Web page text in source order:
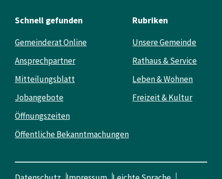
Schnell gefunden
Gemeinderat Online
Ansprechpartner
Mitteilungsblatt
Jobangebote
Öffnungszeiten
Öffentliche Bekanntmachungen
Rubriken
Unsere Gemeinde
Rathaus & Service
Leben & Wohnen
Freizeit & Kultur